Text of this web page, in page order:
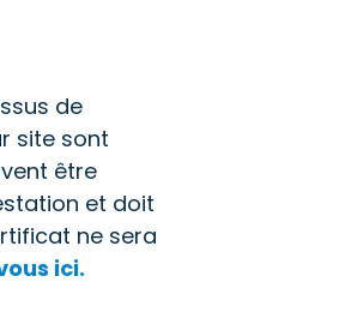
de
site sont
être
et doit
ne sera
ici.